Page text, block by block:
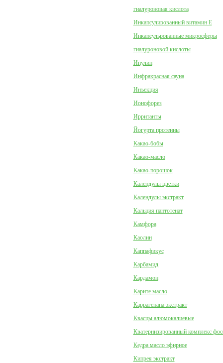
гиалуроновая кислота
Инкапсулированный витамин Е
Инкапсульрованные микросферы
гиалуроновой кислоты
Инулин
Инфракрасная сауна
Инъекция
Ионофорез
Ирританты
Йогурта протеины
Какао-бобы
Какао-масло
Какао-порошок
Календулы цветки
Календулы экстракт
Кальция пантотенат
Камфора
Каолин
Каппафикус
Карбамид
Кардамон
Карите масло
Каррагенана экстракт
Квасцы алюмокалиевые
Кватернизированный комплекс
Кедра масло эфирное
Кипрея экстракт